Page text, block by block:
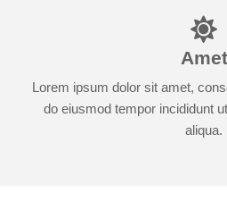
Amet
Lorem ipsum dolor sit amet,
do eiusmod tempor incididunt
aliqua.